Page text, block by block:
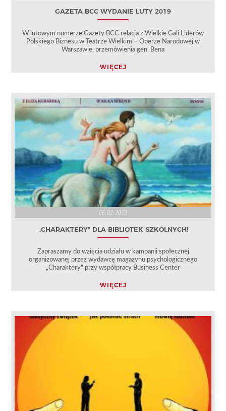
GAZETA BCC WYDANIE LUTY 2019
W lutowym numerze Gazety BCC relacja z Wielkie Gali Liderów
Polskiego Biznesu w Teatrze Wielkim – Operze Narodowej w
Warszawie, przemówienia gen. Bena
WIĘCEJ
06.02.2019
„CHARAKTERY” DLA BIBLIOTEK SZKOLNYCH!
Zapraszamy do wzięcia udziału w kampanii społecznej
organizowanej przez wydawcę magazynu psychologicznego
„Charaktery” przy współpracy Business Center
WIĘCEJ